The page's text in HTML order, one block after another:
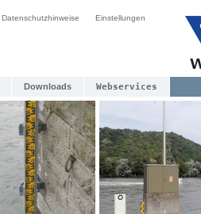
Datenschutzhinweise Einstellungen
Downloads Webservices